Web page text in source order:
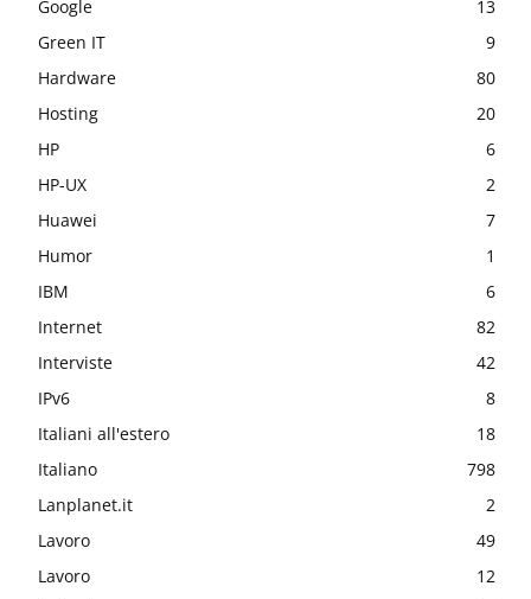
Google
13
Green IT
9
Hardware
80
Hosting
20
HP
6
HP-UX
2
Huawei
7
Humor
1
IBM
6
Internet
82
Interviste
42
IPv6
8
Italiani all'estero
18
Italiano
798
Lanplanet.it
2
Lavoro
49
Lavoro
12